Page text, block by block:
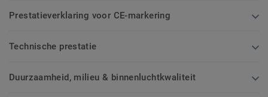
Prestatieverklaring voor CE-markering
Technische prestatie
Duurzaamheid, milieu & binnenluchtkwaliteit